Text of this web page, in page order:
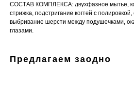
СОСТАВ КОМПЛЕКСА: двухфазное мытье,
стрижка, подстригание когтей с полировкой,
выбривание шерсти между подушечками,
глазами.
Предлагаем заодно